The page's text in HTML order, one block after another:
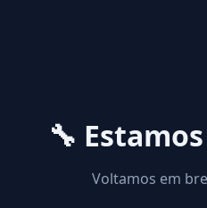
🔧
Voltamos em